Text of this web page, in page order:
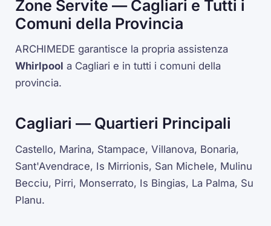
Zone Servite — Cagliari e Tutti i
Comuni della Provincia
ARCHIMEDE garantisce la propria assistenza
Whirlpool a Cagliari e in tutti i comuni della
provincia.
Cagliari — Quartieri Principali
Castello, Marina, Stampace, Villanova, Bonaria,
Sant'Avendrace, Is Mirrionis, San Michele, Mulinu
Becciu, Pirri, Monserrato, Is Bingias, La Palma, Su
Planu.